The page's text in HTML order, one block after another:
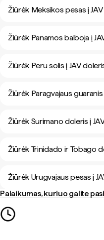
Žiūrėk Meksikos pesas į
Žiūrėk Panamos balboja į
Žiūrėk Peru solis į JAV
Žiūrėk Paragvajaus
Žiūrėk Surimano doleris į
Žiūrėk Trinidado ir Tobago
Žiūrėk Urugvajaus pesas į
Palaikumas, kuriuo galite